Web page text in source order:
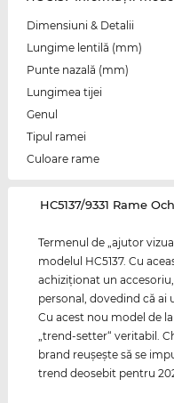
Dimensiuni & Detalii
Lungime lentilă (mm)
Punte nazală (mm)
Lungimea tijei
Genul
Tipul ramei
Culoare rame
‌HC5137/9331 Rame
Termenul de „ajutor
modelul HC5137. Cu
achiziţionat un
personal, dovedind că ai
Cu acest nou model de
„trend-setter“ veritabil.
brand reuşeşte să se
trend deosebit pentru